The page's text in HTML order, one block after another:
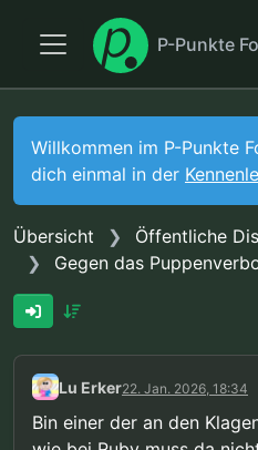
P-Punkte
Willkommen im P-Punkte
dich einmal in der
Übersicht
Öffentliche
Gegen das
Lu Erker22. Jan. 2026, 18:34
Bin einer der an den